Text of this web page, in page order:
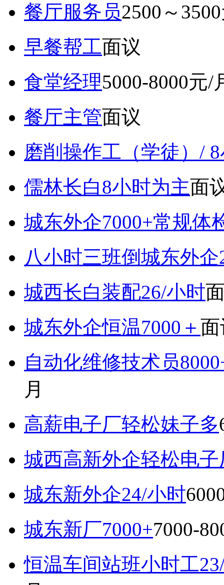
餐厅服务员2500～
早餐帮工面议
食堂经理5000-8000元/
餐厅主管面议
磨削操作工（学徒）/
儒林长白8小时为主面
城东外企7000+常规体
八小时三班倒城东外企
城西长白装配26/小时
城东外企恒温7000＋
自动化维修技术员
月
高薪电子厂轻松妹子多
城西高新外企轻松电子
城东新外企24/小时
城东新厂7000+7000-
恒温车间站班小时工